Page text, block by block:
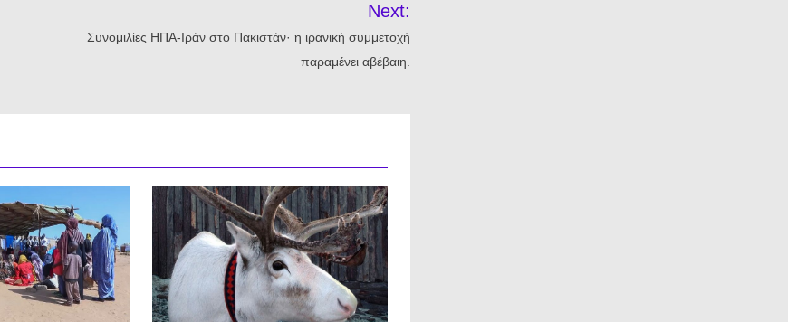
Next:
Συνομιλίες ΗΠΑ-Ιράν στο Πακιστάν· η ιρανική συμμετοχή
παραμένει αβέβαιη.